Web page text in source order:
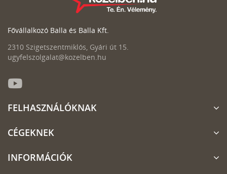
Fővállalkozó Balla és Balla Kft.
2310 Szigetszentmiklós, Gyári út 15.
ugyfelszolgalat@kozelben.hu
FELHASZNÁLÓKNAK
CÉGEKNEK
INFORMÁCIÓK